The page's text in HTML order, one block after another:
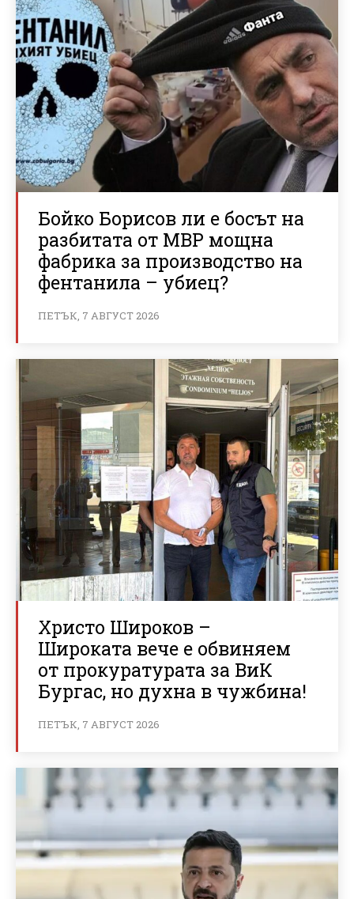
Бойко Борисов ли е босът на
разбитата от МВР мощна
фабрика за производство на
фентанила – убиец?
ПЕТЪК, 7 АВГУСТ 2026
Христо Широков –
Широката вече е обвиняем
от прокуратурата за ВиК
Бургас, но духна в чужбина!
ПЕТЪК, 7 АВГУСТ 2026